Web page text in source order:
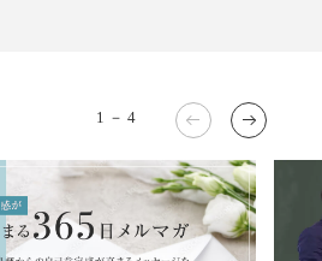
1 －4